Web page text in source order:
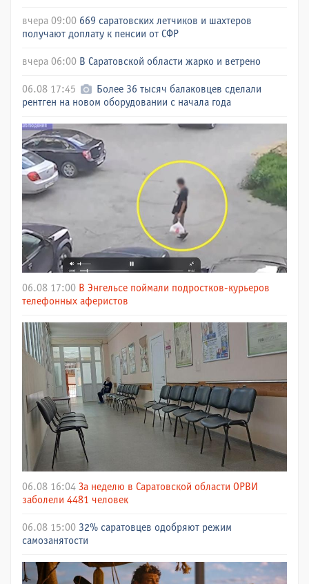
вчера 09:00 669 саратовских летчиков и шахтеров
получают доплату к пенсии от СФР
вчера 06:00 В Саратовской области жарко и ветрено
06.08 17:45
Более 36 тысяч балаковцев сделали
рентген на новом оборудовании с начала года
06.08 17:00 В Энгельсе поймали подростков-курьеров
телефонных аферистов
06.08 16:04 За неделю в Саратовской области ОРВИ
заболели 4481 человек
06.08 15:00 32% саратовцев одобряют режим
самозанятости